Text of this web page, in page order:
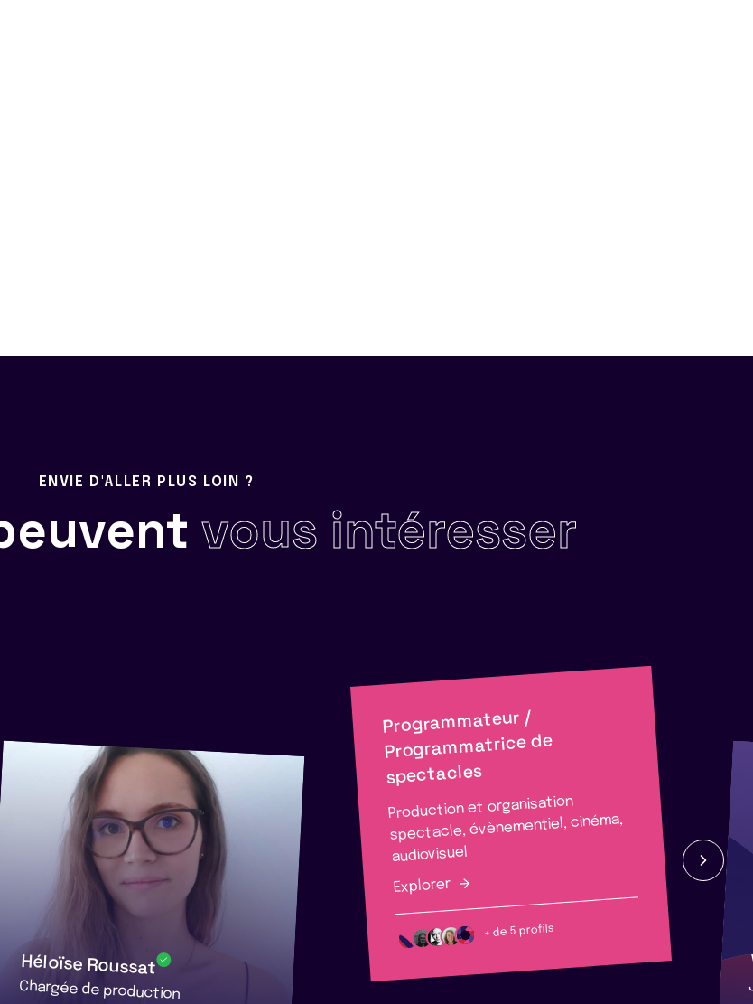
ENVIE D'ALLER PLUS LOIN ?
vous intéresser
Héloïse Roussat
Chargée de production
Programmateur /
Programmatrice de
spectacles
Production et organisation
spectacle, évènementiel, cinéma,
audiovisuel
Explorer
+ de 5 profils